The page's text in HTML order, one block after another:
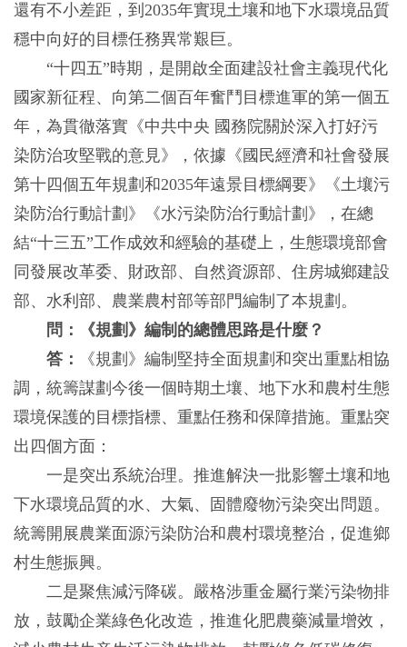
還有不小差距，到2035年實現土壤和地下水環境品質
穩中向好的目標任務異常艱巨。
“十四五”時期，是開啟全面建設社會主義現代化
國家新征程、向第二個百年奮鬥目標進軍的第一個五
年，為貫徹落實《中共中央 國務院關於深入打好污
染防治攻堅戰的意見》，依據《國民經濟和社會發展
第十四個五年規劃和2035年遠景目標綱要》《土壤污
染防治行動計劃》《水污染防治行動計劃》，在總
結“十三五”工作成效和經驗的基礎上，生態環境部會
同發展改革委、財政部、自然資源部、住房城鄉建設
部、水利部、農業農村部等部門編制了本規劃。
問：《規劃》編制的總體思路是什麼？
答：
《規劃》編制堅持全面規劃和突出重點相協
調，統籌謀劃今後一個時期土壤、地下水和農村生態
環境保護的目標指標、重點任務和保障措施。重點突
出四個方面：
一是突出系統治理。推進解決一批影響土壤和地
下水環境品質的水、大氣、固體廢物污染突出問題。
統籌開展農業面源污染防治和農村環境整治，促進鄉
村生態振興。
二是聚焦減污降碳。嚴格涉重金屬行業污染物排
放，鼓勵企業綠色化改造，推進化肥農藥減量增效，